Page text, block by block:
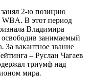
2-ю позицию
В этот период
Владимира
занимаемый
За вакантное звание
– Руслан Чагаев
триумф над
мира.